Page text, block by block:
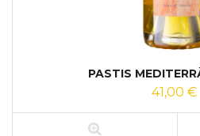
PASTIS
41,00 €